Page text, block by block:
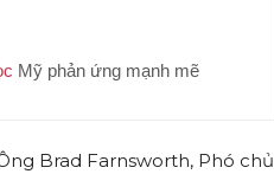
Mỹ phản ứng mạnh mẽ
Brad Farnsworth, Phó chủ